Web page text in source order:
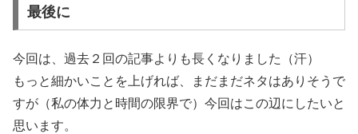
最後に
今回は、過去２回の記事よりも長くなりました（汗）
もっと細かいことを上げれば、まだまだネタはありそうで
すが（私の体力と時間の限界で）今回はこの辺にしたいと
思います。